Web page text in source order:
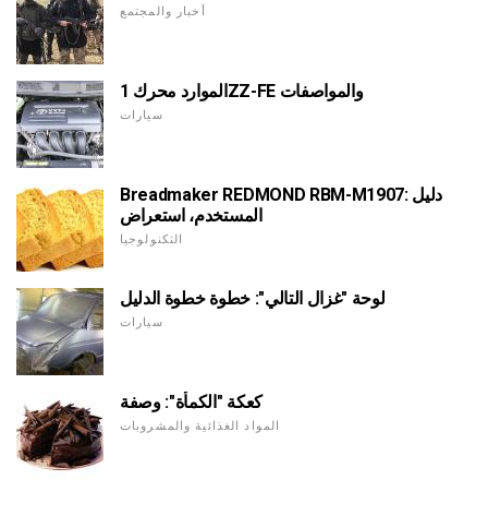
أخبار والمجتمع
الموارد محرك 1ZZ-FE والمواصفات
سيارات
Breadmaker REDMOND RBM-M1907: دليل
المستخدم، استعراض
التكنولوجيا
لوحة "غزال التالي": خطوة خطوة الدليل
سيارات
كعكة "الكمأة": وصفة
المواد الغذائية والمشروبات